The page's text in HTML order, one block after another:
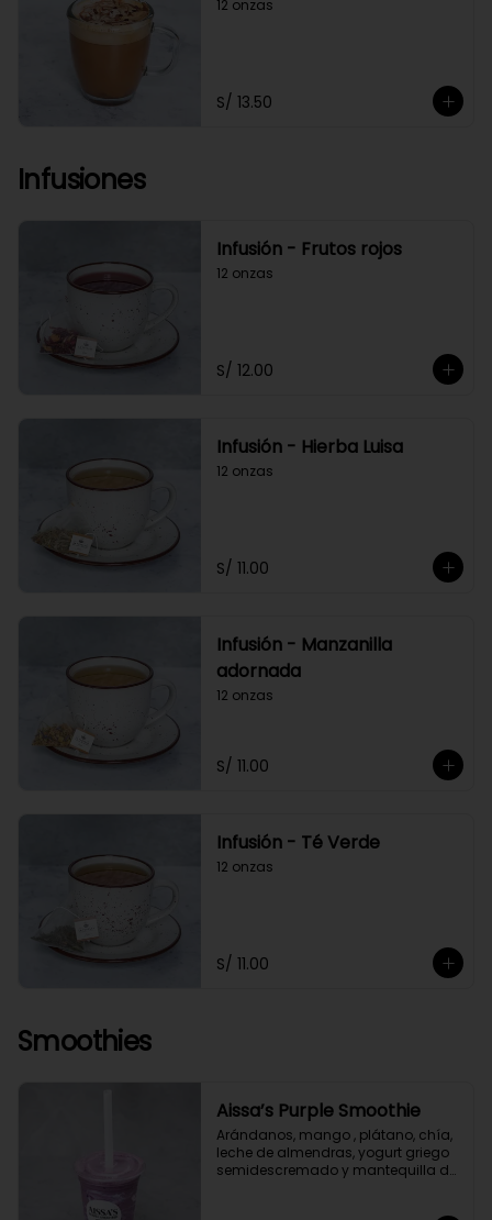
12 onzas
S/ 13.50
Infusiones
Infusión - Frutos rojos
12 onzas
S/ 12.00
Infusión - Hierba Luisa
12 onzas
S/ 11.00
Infusión - Manzanilla
adornada
12 onzas
S/ 11.00
Infusión - Té Verde
12 onzas
S/ 11.00
Smoothies
Aissa’s Purple Smoothie
Arándanos, mango , plátano, chía,
leche de almendras, yogurt griego
semidescremado y mantequilla de